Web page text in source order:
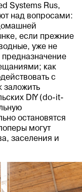
Systems Rus,
над вопросами:
если прежние
уже не
предназначение
как
с
заложить
DIY (do-it-
остановятся
могут
заселения и